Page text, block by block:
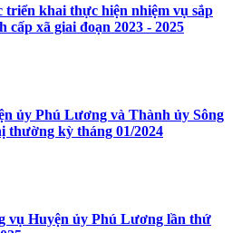
khai thực hiện nhiệm vụ sắp
cấp xã giai đoạn 2023 - 2025
ủy Phú Lương và Thành ủy Sông
thường kỳ tháng 01/2024
vụ Huyện ủy Phú Lương lần thứ